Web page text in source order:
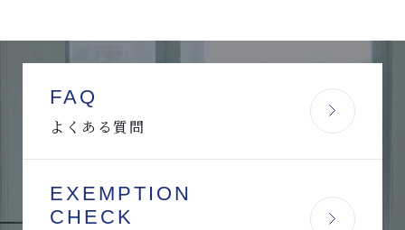
FAQ
よくある質問
EXEMPTION
CHECK